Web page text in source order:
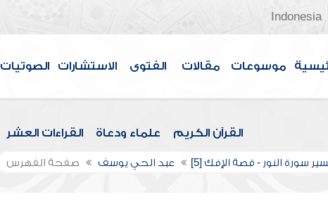
Indonesia
موسوعات مقالات الفتوى الاستشارات الصوتيات
القرآن الكريم علماء ودعاة القراءات العشر
سورة النور - قصة الإفك [5] عبد الحي يوسف صفحة الفهرس